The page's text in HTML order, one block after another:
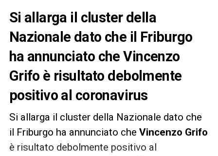
Si allarga il cluster della
Nazionale dato che il Friburgo
ha annunciato che Vincenzo
Grifo è risultato debolmente
positivo al coronavirus
Si allarga il cluster della Nazionale dato che
il Friburgo ha annunciato che Vincenzo Grifo
è risultato debolmente positivo al